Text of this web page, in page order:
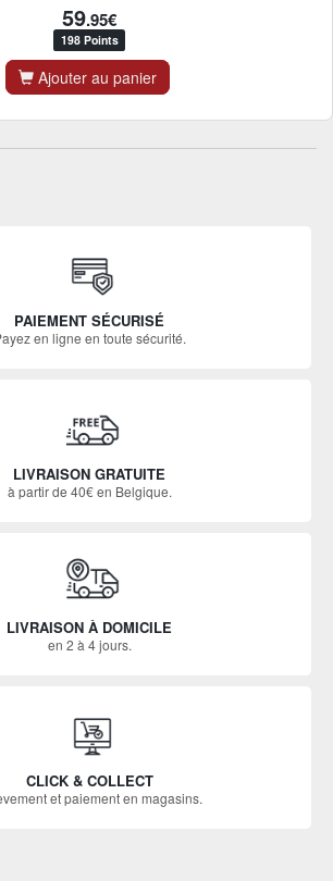
59.95€
198 Points
Ajouter au panier
PAIEMENT SÉCURISÉ
en ligne en toute sécurité.
LIVRAISON GRATUITE
à partir de 40€ en Belgique.
LIVRAISON À DOMICILE
en 2 à 4 jours.
CLICK & COLLECT
et paiement en magasins.